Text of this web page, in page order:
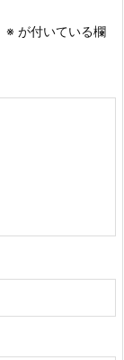
※ が付いている欄